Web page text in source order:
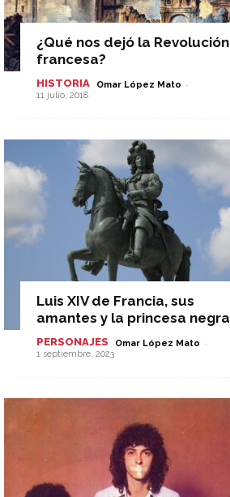
¿Qué nos dejó la Revolución
francesa?
HISTORIA Omar López Mato -
11 julio, 2018
Luis XIV de Francia, sus
amantes y la princesa negra
PERSONAJES Omar López Mato -
1 septiembre, 2023